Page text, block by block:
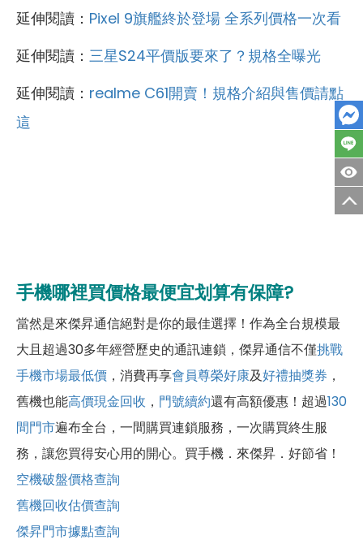
延伸閱讀： Pixel 9旗艦終於登場 全系列價格一次看
延伸閱讀： 三星S24平價版要來了？規格全曝光
延伸閱讀： realme C61開賣！規格介紹與售價請點
這
手機哪裡買價格最便宜划算有保障?
當然是來傑昇通信絕對是你的最佳選擇！作為全台規模最
大且超過30多年經營歷史的通訊連鎖，傑昇通信不僅挑戰
手機市場最低價 ，消費再享會員尊榮好康及好禮抽獎券 ，
舊機也能高價現金回收 ， 門號續約還有高額優惠！超過130
間門市遍布全台，一間購買連鎖服務，一次購買終生服
務，讓您買得安心用的開心。買手機．來傑昇．好節省！
空機破盤價格查詢
舊機回收估價查詢
傑昇門市據點查詢